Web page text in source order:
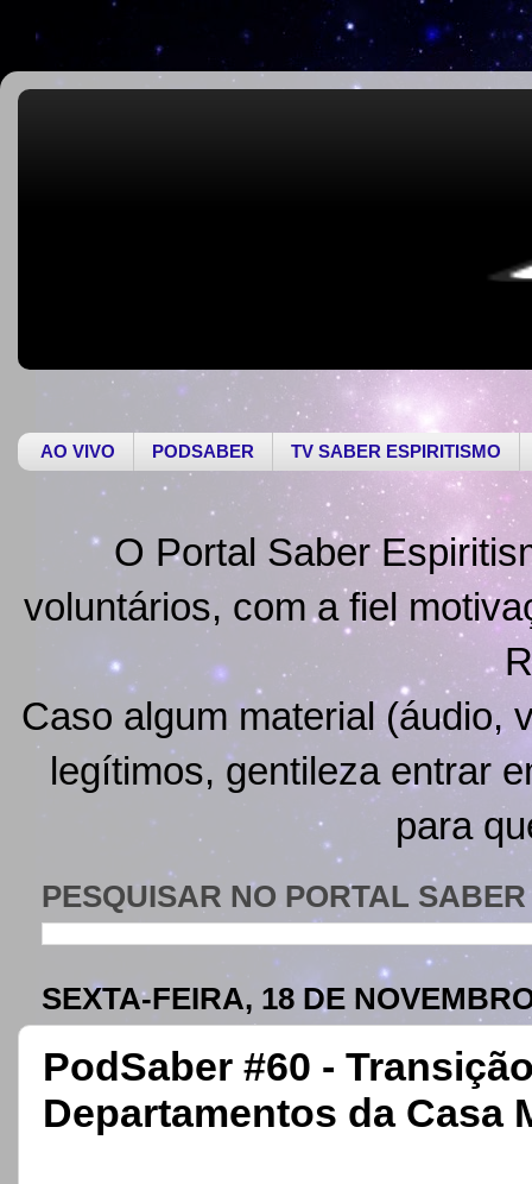
AO VIVO PODSABER TV SABER ESPIRITISMO
O Portal Saber
voluntários, com a fiel
Caso algum material (áudio,
legítimos, gentileza entrar
para
PESQUISAR NO PORTAL
SEXTA-FEIRA, 18 DE
PodSaber #60 -
Departamentos da Casa